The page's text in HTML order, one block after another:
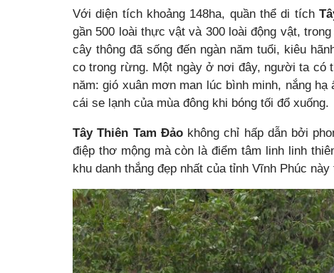
Với diện tích khoảng 148ha, quần thể di tích
gần 500 loài thực vật và 300 loài động vật,
cây thông đã sống đến ngàn năm tuổi, kiêu
co trong rừng. Một ngày ở nơi đây, người ta
năm: gió xuân mơn man lúc bình minh, nắng
cái se lạnh của mùa đông khi bóng tối đổ xuống.
Tây Thiên Tam Đảokhông chỉ hấp dẫn bởi
điệp thơ mộng mà còn là điểm tâm linh linh
khu danh thắng đẹp nhất của tỉnh Vĩnh Phúc